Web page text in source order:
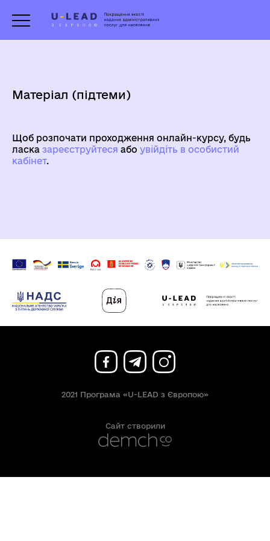
Матеріал (підтеми)
Щоб розпочати проходження онлайн-курсу, будь
ласка зареєструйтеся aбо увійдіть в особистий
кабінет.
2021 Програма «U-LEAD з Європою»
Сайт створили